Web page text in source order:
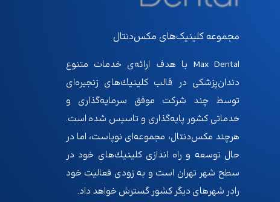
مجموعه کلینیک‌های مکس‌دنتال
Max Dental با هدف ارائه‌ى خدمات متنوع
دندان‌پزشكى در قالب كلينيك‌هاى زنجيره‌اى
توسط چند شركت موفق سرمايه‌گذارى و
خدماتى كشور پايه‌گذارى و تاسيس شده است.
هرچند مكس‌دنتال، مجموعه‌اى نوپاست، اما در
حال توسعه و راه اندازى كلينيك‌هاى خود در
سطح شهر تهران است و به زودى فعاليت خود
رادر شهرهاى ديگر كشور گسترش خواهد داد.